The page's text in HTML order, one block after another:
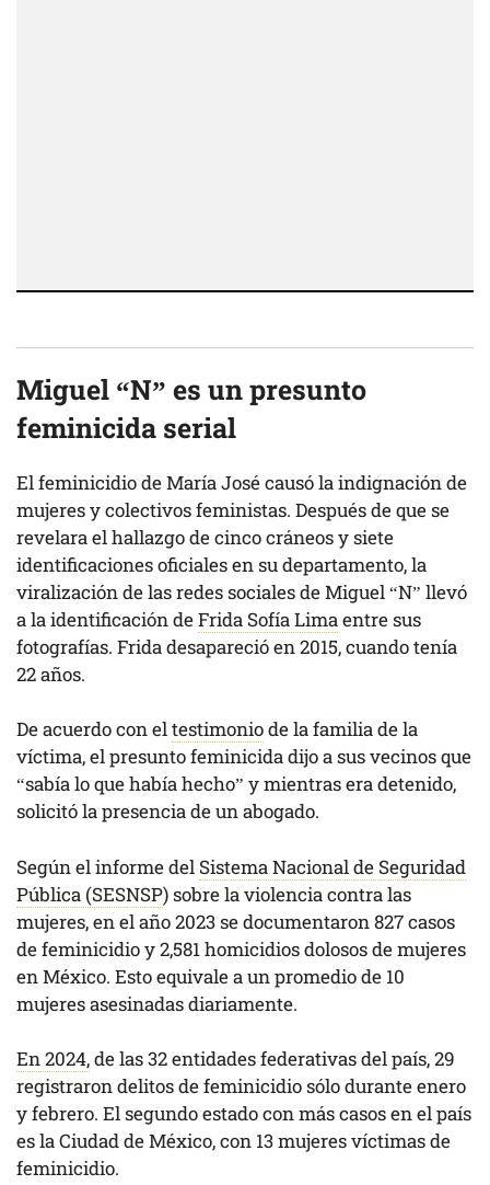
Miguel “N” es un presunto
feminicida serial
El feminicidio de María José causó la indignación de
mujeres y colectivos feministas. Después de que se
revelara el hallazgo de cinco cráneos y siete
identificaciones oficiales en su departamento, la
viralización de las redes sociales de Miguel “N” llevó
a la identificación deFrida Sofía Lima entre sus
fotografías. Frida desapareció en 2015, cuando tenía
22 años.
De acuerdo con eltestimoniode la familia de la
víctima, el presunto feminicida dijo a sus vecinos que
“sabía lo que había hecho” y mientras era detenido,
solicitó la presencia de un abogado.
Según el informe del Sistema Nacional de Seguridad
Pública (SESNSP) sobre la violencia contra las
mujeres, en el año 2023 se documentaron 827 casos
de feminicidio y 2,581 homicidios dolosos de mujeres
en México. Esto equivale a un promedio de 10
mujeres asesinadas diariamente.
En 2024,de las 32 entidades federativas del país, 29
registraron delitos de feminicidio sólo durante enero
y febrero. El segundo estado con más casos en el país
es la Ciudad de México, con 13 mujeres víctimas de
feminicidio.